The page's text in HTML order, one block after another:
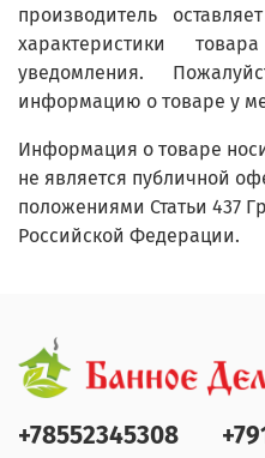
производитель
характеристики
уведомления.
информацию о товаре у
Информация о товаре
не является публичной
положениями Статьи 437
Российской Федерации.
+78552345308